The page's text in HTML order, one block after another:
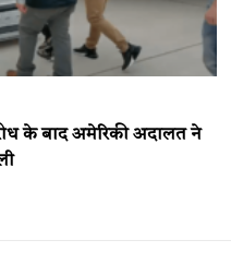
के बाद अमेरिकी अदालत ने